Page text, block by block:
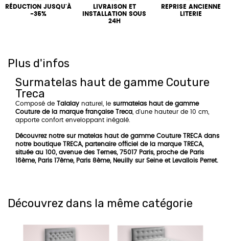
RÉDUCTION JUSQU'À
-35%
LIVRAISON ET
INSTALLATION SOUS
24H
REPRISE ANCIENNE
LITERIE
Plus d'infos
Surmatelas haut de gamme Couture
Treca
Composé de Talalay naturel, le surmatelas haut de gamme
Couture de la marque française Treca , d'une hauteur de 10 cm,
apporte confort enveloppant inégalé.
Découvrez notre sur matelas haut de gamme Couture TRECA dans
notre boutique TRECA, partenaire officiel de la marque TRECA,
située au 100, avenue des Ternes, 75017 Paris, proche de Paris
16ème, Paris 17ème, Paris 8ème, Neuilly sur Seine et Levallois Perret.
Découvrez dans la même catégorie